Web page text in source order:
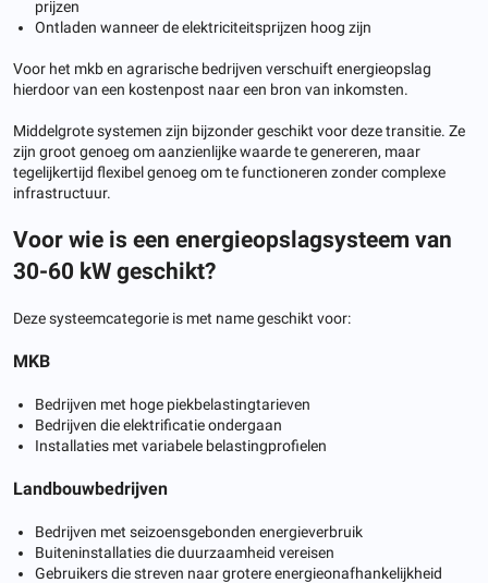
prijzen
Ontladen wanneer de elektriciteitsprijzen hoog zijn
Voor het mkb en agrarische bedrijven verschuift energieopslag
hierdoor van een kostenpost naar een bron van inkomsten.
Middelgrote systemen zijn bijzonder geschikt voor deze transitie. Ze
zijn groot genoeg om aanzienlijke waarde te genereren, maar
tegelijkertijd flexibel genoeg om te functioneren zonder complexe
infrastructuur.
Voor wie is een energieopslagsysteem van
30-60 kW geschikt?
Deze systeemcategorie is met name geschikt voor:
MKB
Bedrijven met hoge piekbelastingtarieven
Bedrijven die elektrificatie ondergaan
Installaties met variabele belastingprofielen
Landbouwbedrijven
Bedrijven met seizoensgebonden energieverbruik
Buiteninstallaties die duurzaamheid vereisen
Gebruikers die streven naar grotere energieonafhankelijkheid